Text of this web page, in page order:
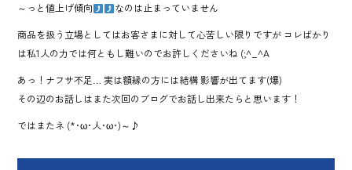
～っと値上げ傾向
なのは止まっていません
商品を扱う立場としてはお客さまに対して心苦しい限りですが コレばかり
は私1人の力では何ともし難いのでお許しくださいね (;^_^A
あっ！ナフサ不足… 実は額縁の方には結構 影響が出てます(爆)
その辺のお話しはまた次回のブログでお話し出来たらと思います！
ではまたネ (*･ω･人･ω･)～♪